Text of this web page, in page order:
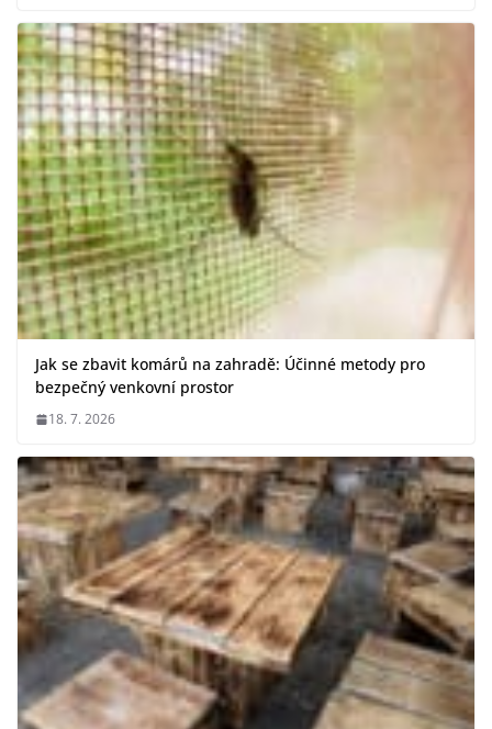
Jak se zbavit komárů na zahradě: Účinné metody pro
bezpečný venkovní prostor
18. 7. 2026